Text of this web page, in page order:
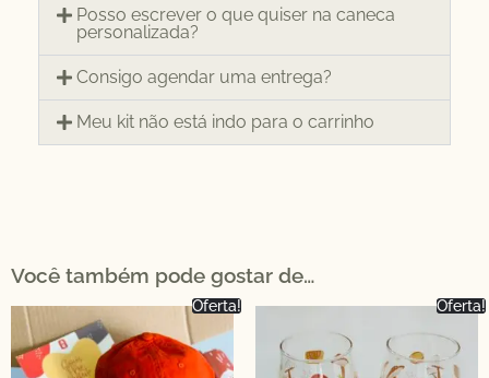
Posso escrever o que quiser na caneca
personalizada?
Consigo agendar uma entrega?
Meu kit não está indo para o carrinho
Você também pode gostar de…
Oferta! Oferta!